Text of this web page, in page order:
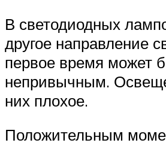
В светодиодных
другое направление
первое время может
непривычным.
них плохое.
Положительным